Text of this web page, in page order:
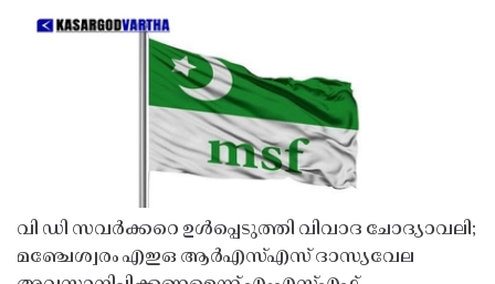
വി ഡി സവർക്കറെ ഉൾപ്പെടുത്തി വിവാദ ചോദ്യാവലി;
മഞ്ചേശ്വരം എഇഒ ആർഎസ്എസ് ദാസ്യവേല